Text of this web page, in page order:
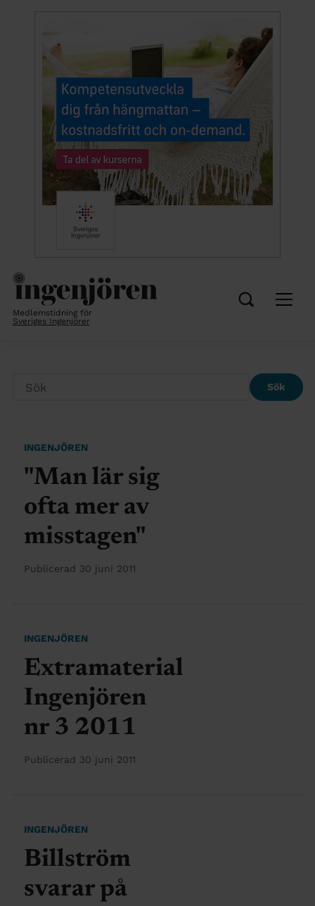
Medlemstidning för
Sveriges Ingenjörer
Sök
INGENJÖREN
"Man lär sig
ofta mer av
misstagen"
Publicerad 30 juni 2011
INGENJÖREN
Extramaterial
Ingenjören
nr 3 2011
Publicerad 30 juni 2011
INGENJÖREN
Billström
svarar på